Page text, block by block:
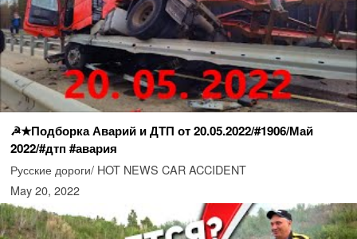
☭★Подборка Аварий и ДТП от 20.05.2022/#1906/Май
2022/#дтп #авария
Русские дороги/ HOT NEWS CAR ACCIDENT
May 20, 2022